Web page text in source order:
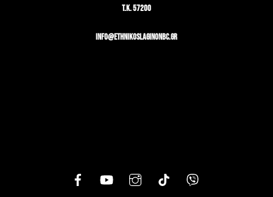
T.K. 57200
info@ethnikoslaginonbc.gr